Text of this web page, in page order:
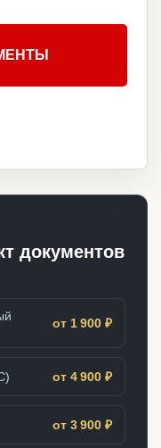
документов
от 1 900 ₽
от 4 900 ₽
от 3 900 ₽